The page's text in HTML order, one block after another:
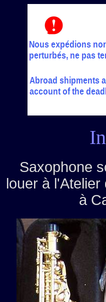
Saxophone
louer à
à